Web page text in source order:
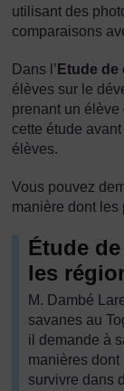
utilisant des
comparaisons
Dans l’ Etude de
élèves sur le
prenant un élève
cette étude
élèves.
Vous pouvez
manière dont les
Étude
les
M. Dambé
savanes au
il demande à
manières
survivre dans